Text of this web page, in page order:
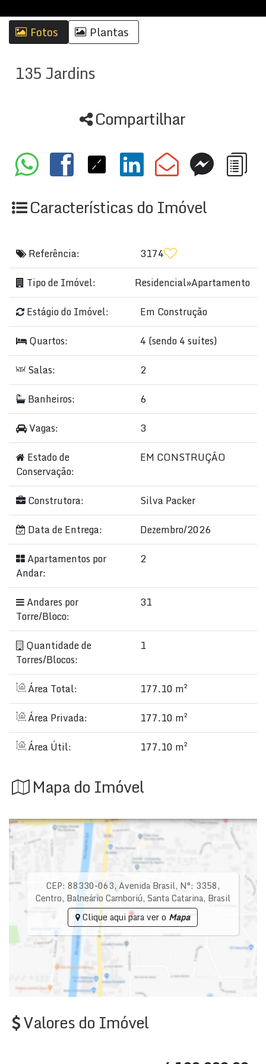
Fotos Plantas
135 Jardins
Compartilhar
Características do Imóvel
Referência:
3174
Tipo de Imóvel:
Residencial»Apartamento
Estágio do Imóvel:
Em Construção
Quartos:
4 (sendo 4 suítes)
Salas:
2
Banheiros:
6
Vagas:
3
Estado de
Conservação:
EM CONSTRUÇÃO
Construtora:
Silva Packer
Data de Entrega:
Dezembro/2026
Apartamentos por
Andar:
2
Andares por
Torre/Bloco:
31
Quantidade de
Torres/Blocos:
1
Área Total:
177.10 m²
Área Privada:
177.10 m²
Área Útil:
177.10 m²
Mapa do Imóvel
CEP: 88330-063,Avenida Brasil, N°: 3358,
Centro, Balneário Camboriú, Santa Catarina, Brasil
Clique aqui para ver o Mapa
Valores do Imóvel